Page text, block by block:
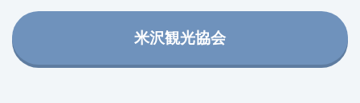
米沢観光協会